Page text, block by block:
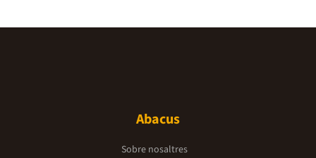
Abacus
Sobre nosaltres